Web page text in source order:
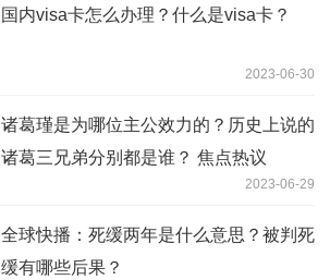
国内visa卡怎么办理？什么是visa卡？
2023-06-30
诸葛瑾是为哪位主公效力的？历史上说的
诸葛三兄弟分别都是谁？ 焦点热议
2023-06-29
全球快播：死缓两年是什么意思？被判死
缓有哪些后果？